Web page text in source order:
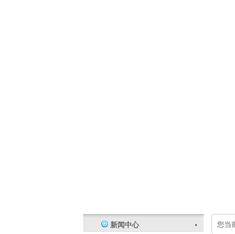
新闻中心 您当